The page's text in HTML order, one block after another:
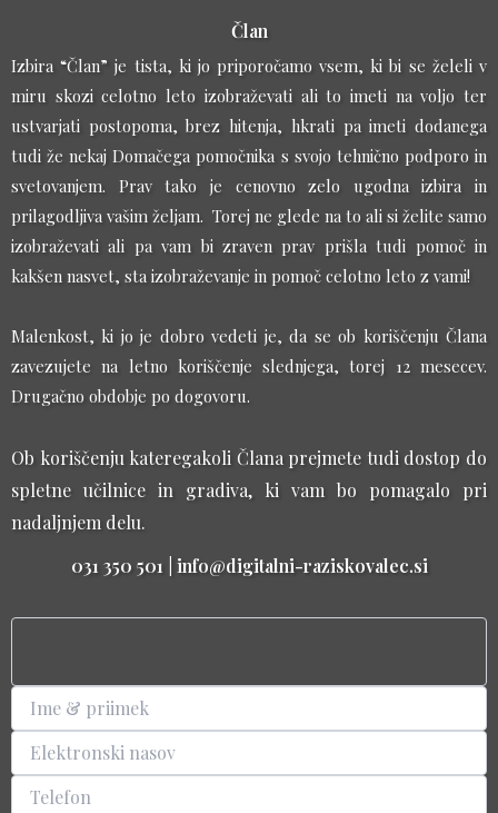
Član
Izbira “Član” je tista, ki jo priporočamo vsem, ki bi se želeli v
miru skozi celotno leto izobraževati ali to imeti na voljo ter
ustvarjati postopoma, brez hitenja, hkrati pa imeti dodanega
tudi že nekaj Domačega pomočnika s svojo tehnično podporo in
svetovanjem. Prav tako je cenovno zelo ugodna izbira in
prilagodljiva vašim željam. Torej ne glede na to ali si želite samo
izobraževati ali pa vam bi zraven prav prišla tudi pomoč in
kakšen nasvet, sta izobraževanje in pomoč celotno leto z vami!
Malenkost, ki jo je dobro vedeti je, da se ob koriščenju Člana
zavezujete na letno koriščenje slednjega, torej 12 mesecev.
Drugačno obdobje po dogovoru.
Ob koriščenju kateregakoli Člana prejmete tudi dostop do
spletne učilnice in gradiva, ki vam bo pomagalo pri
nadaljnjem delu.
031 350 501 | info@digitalni-raziskovalec.si